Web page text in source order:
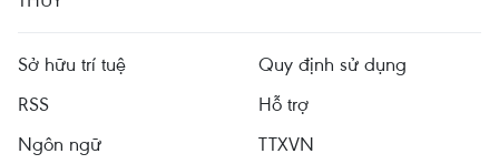
Sở hữu trí tuệ
Quy định sử dụng
RSS
Hỗ trợ
Ngôn ngữ
TTXVN